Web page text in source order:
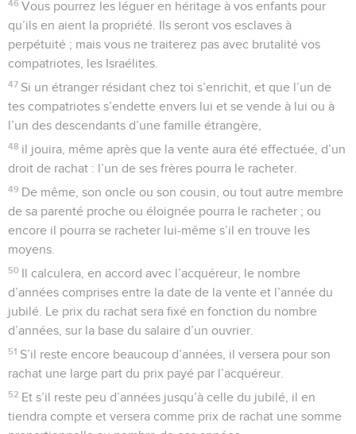
24 moi aussi, je m’opposerai à vous et je vous frapperai sept
fois plus à cause de vos péchés.
25 Je déclencherai des guerres contre vous pour vous punir
d’avoir rompu mon alliance. Si vous vous réfugiez dans vos
villes fortifiées, je déchaînerai la peste au milieu de vous, et
vous serez livrés à la merci de l’ennemi.
26 Je vous couperai les vivres, de sorte que dix femmes
pourront cuire tout leur pain disponible dans un seul four et,
lorsqu’elles le distribueront par rations pesées, il n’apaisera
pas votre faim.
27 Si malgré cela vous ne m’écoutez pas, si vous continuez à
me résister,
28 je vous résisterai avec fureur et je vous corrigerai encore
sept fois plus à cause de vos péchés.
29 Vous mangerez vos propres enfants.
30
Je dévasterai vos lieux de culte sur les hauteurs, j’abattrai
cadavres sur les cadavres de vos idoles, et je vous rejetterai.
et j’en ferai des lieux déserts, je ne me laisserai pas apaiser
par le parfum de vos sacrifices et de vos offrandes.